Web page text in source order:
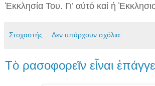
Ἐκκλησία Του. Γι’ αὐτό καί ἡ
Στοχαστής Δεν υπάρχουν σχόλια:
Τὸ ρασοφορεῖν εἶναι